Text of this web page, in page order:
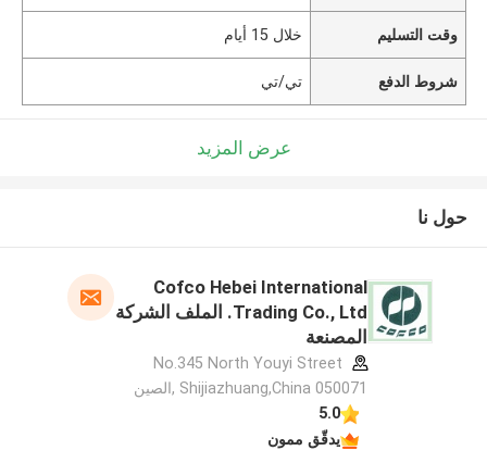
وقت التسليم خلال 15 أيام
شروط الدفع تي/تي
عرض المزيد
حول نا
Cofco Hebei International
Trading Co., Ltd. الملف الشركة
المصنعة
No.345 North Youyi Street
Shijiazhuang,China 050071 ,الصين
5.0
يدقّق ممون